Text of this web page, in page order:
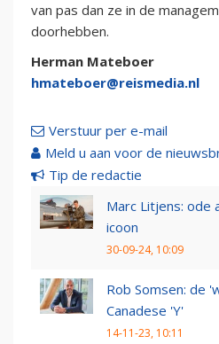
van pas dan ze in de
doorhebben.
Herman Mateboer
hmateboer@reismedia.nl
Verstuur per e-mail
Meld u aan voor de
Tip de redactie
Marc Litjens: ode
icoon
30-09-24, 10:09
Rob Somsen: de
Canadese 'Y'
14-11-23, 10:11